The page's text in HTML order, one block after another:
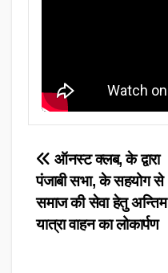
Post
navigation
ऑनस्ट क्लब, के द्वारा
पंजाबी सभा, के सहयोग से
समाज की सेवा हेतु अन्तिम
यात्रा वाहन का लोकार्पण